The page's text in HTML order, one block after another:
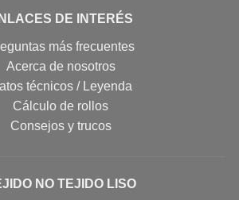
DE INTERÉS
más frecuentes
Acerca de nosotros
técnicos / Leyenda
Cálculo de rollos
Consejos y trucos
NO TEJIDO LISO